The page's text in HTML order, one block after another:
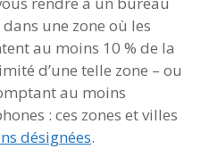
une zone où les
au moins 10 % de la
d’une telle zone – ou
au moins
: ces zones et villes
désignées.